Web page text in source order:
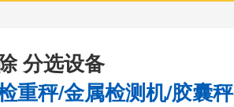
分选设备
重秤/金属检测机/胶囊秤